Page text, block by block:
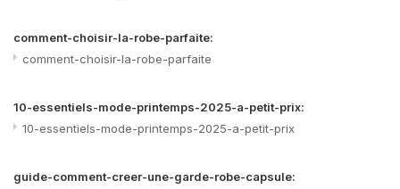
comment-choisir-la-robe-parfaite:
comment-choisir-la-robe-parfaite
10-essentiels-mode-printemps-2025-a-petit-prix:
10-essentiels-mode-printemps-2025-a-petit-prix
guide-comment-creer-une-garde-robe-capsule: